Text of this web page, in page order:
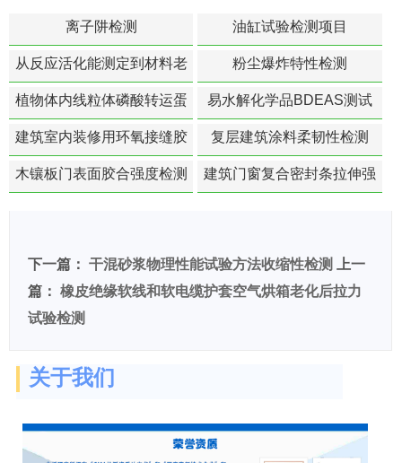
离子阱检测 油缸试验检测项目
从反应活化能测定到材料老
化寿命预测的经典模型
粉尘爆炸特性检测
植物体内线粒体磷酸转运蛋
白活性检测
易水解化学品BDEAS测试
建筑室内装修用环氧接缝胶
苯含量检测
复层建筑涂料柔韧性检测
木镶板门表面胶合强度检测
建筑门窗复合密封条拉伸强
下一篇： 干混砂浆物理性能试验方法收缩性检测
上一
篇： 橡皮绝缘软线和软电缆护套空气烘箱老化后拉力
试验检测
关于我们